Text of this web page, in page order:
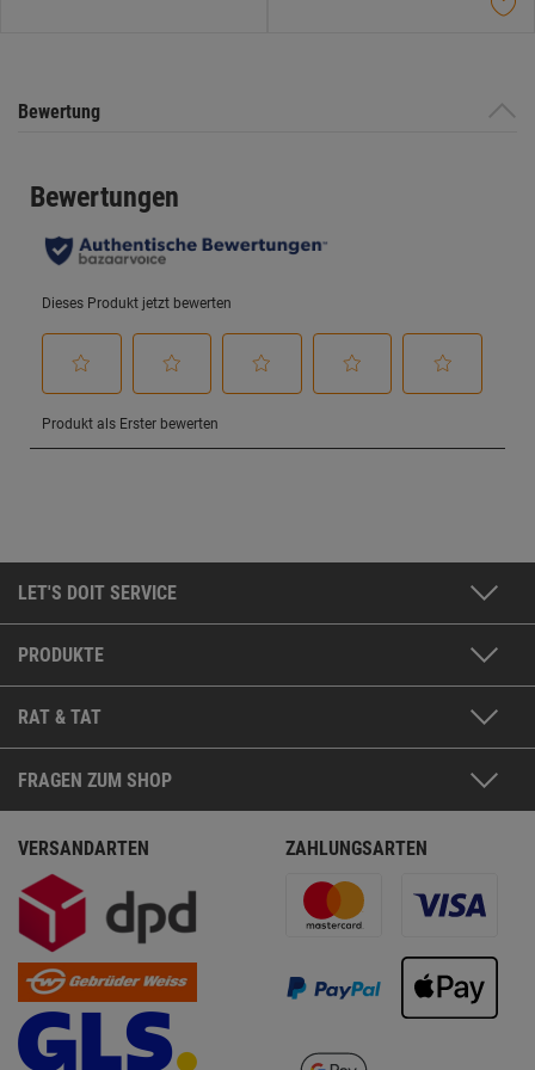
Bewertung
LET'S DOIT SERVICE
PRODUKTE
RAT & TAT
FRAGEN ZUM SHOP
VERSANDARTEN ZAHLUNGSARTEN